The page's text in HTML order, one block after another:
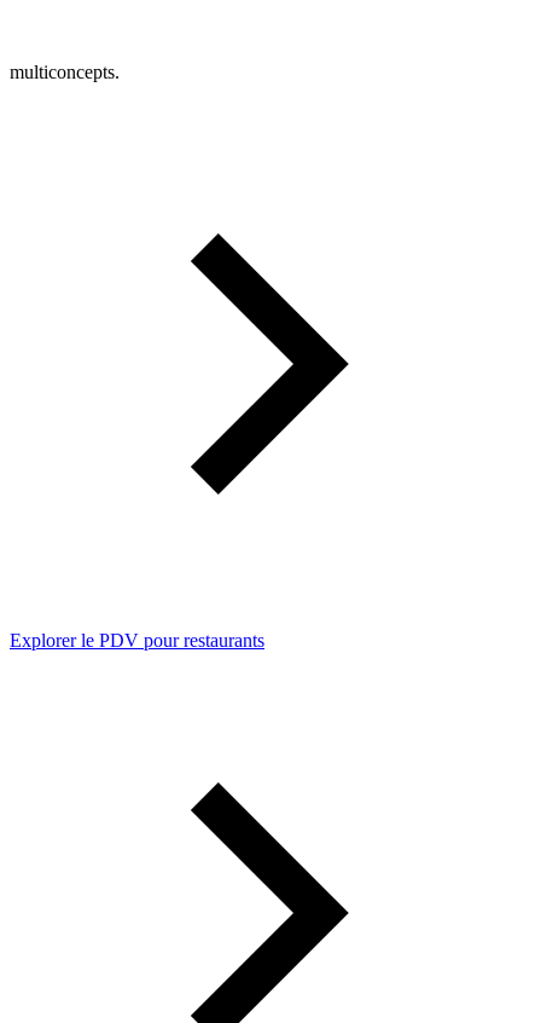
multiconcepts.
Explorer le PDV pour restaurants